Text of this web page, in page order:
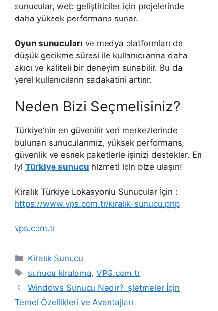
sunucular, web geliştiriciler için projelerinde
daha yüksek performans sunar.
Oyun sunucuları ve medya platformları da
düşük gecikme süresi ile kullanıcılarına daha
akıcı ve kaliteli bir deneyim sunabilir. Bu da
yerel kullanıcıların sadakatini artırır.
Neden Bizi Seçmelisiniz?
Türkiye’nin en güvenilir veri merkezlerinde
bulunan sunucularımız, yüksek performans,
güvenlik ve esnek paketlerle işinizi destekler. En
iyi Türkiye sunucu hizmeti için bize ulaşın!
Kiralık Türkiye Lokasyonlu Sunucular İçin :
https://www.vps.com.tr/kiralik-sunucu.php
vps.com.tr
Kategoriler
Kiralık Sunucu
Etiketler
sunucu kiralama,VPS.com.tr
Windows Sunucu Nedir? İşletmeler İçin
Temel Özellikleri ve Avantajları